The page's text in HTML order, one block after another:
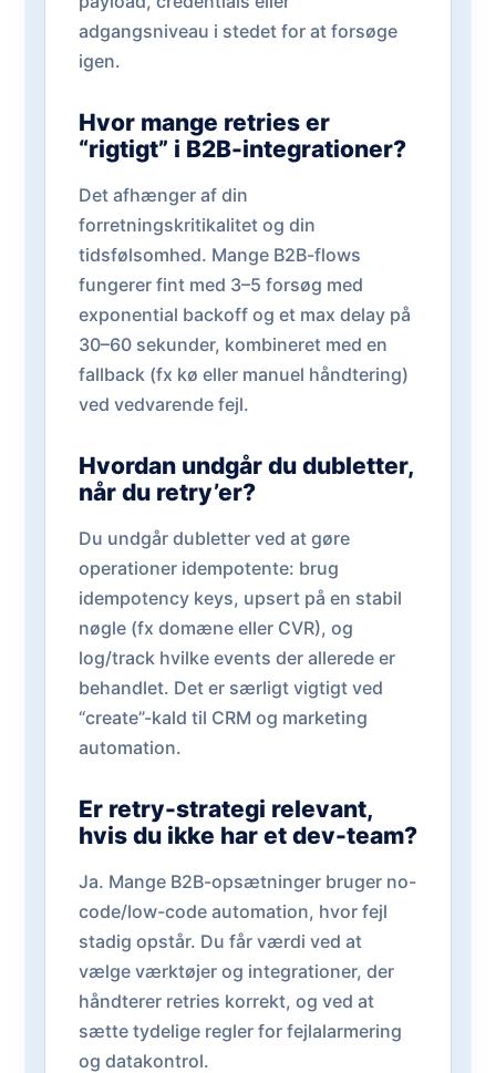
adgangsniveau i stedet for at forsøge
igen.
Hvor mange retries er
“rigtigt” i B2B-integrationer?
Det afhænger af din
forretningskritikalitet og din
tidsfølsomhed. Mange B2B-flows
fungerer fint med 3–5 forsøg med
exponential backoff og et max delay på
30–60 sekunder, kombineret med en
fallback (fx kø eller manuel håndtering)
ved vedvarende fejl.
Hvordan undgår du dubletter,
når du retry’er?
Du undgår dubletter ved at gøre
operationer idempotente: brug
idempotency keys, upsert på en stabil
nøgle (fx domæne eller CVR), og
log/track hvilke events der allerede er
behandlet. Det er særligt vigtigt ved
“create”-kald til CRM og marketing
automation.
Er retry-strategi relevant,
hvis du ikke har et dev-team?
Ja. Mange B2B-opsætninger bruger no-
code/low-code automation, hvor fejl
stadig opstår. Du får værdi ved at
vælge værktøjer og integrationer, der
håndterer retries korrekt, og ved at
sætte tydelige regler for fejlalarmering
og datakontrol.